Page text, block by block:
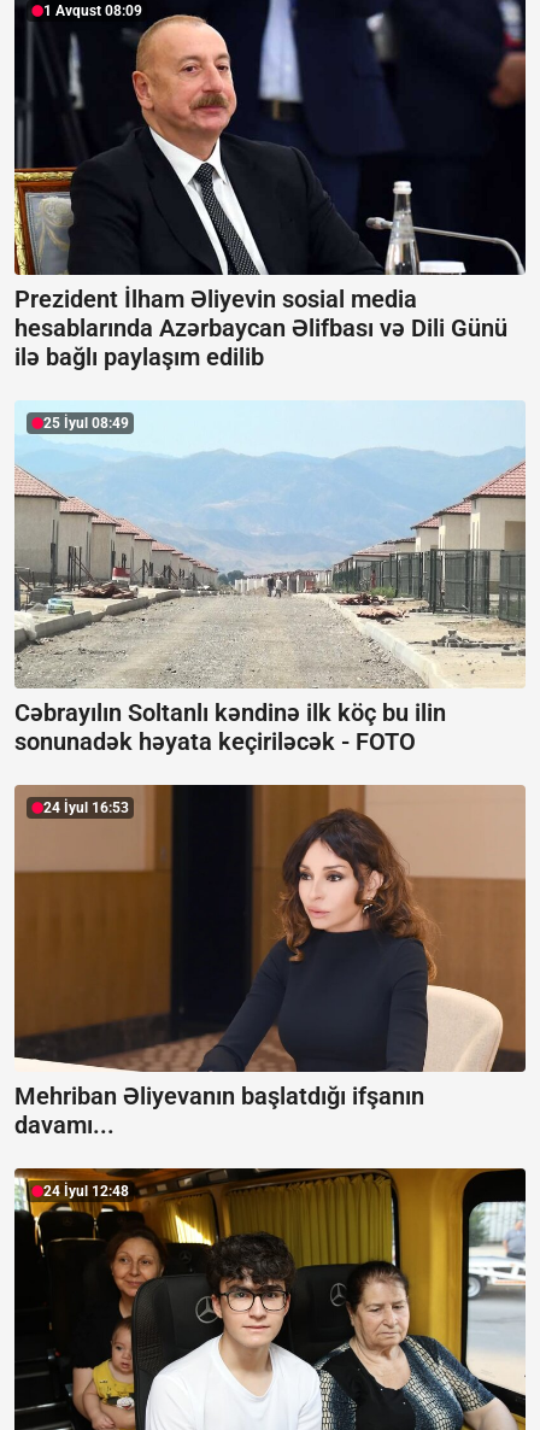
1 Avqust 08:09
Prezident İlham Əliyevin sosial media
hesablarında Azərbaycan Əlifbası və Dili Günü
ilə bağlı paylaşım edilib
25 İyul 08:49
Cəbrayılın Soltanlı kəndinə ilk köç bu ilin
sonunadək həyata keçiriləcək - FOTO
24 İyul 16:53
Mehriban Əliyevanın başlatdığı ifşanın
davamı...
24 İyul 12:48